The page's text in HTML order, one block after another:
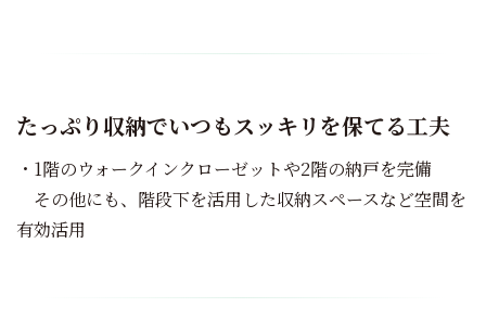
たっぷり収納でいつもスッキリを保てる工夫
・1階のウォークインクローゼットや2階の納戸を完備
その他にも、階段下を活用した収納スペースなど空間を
有効活用